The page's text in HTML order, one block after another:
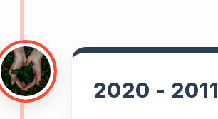
2020 - 2011